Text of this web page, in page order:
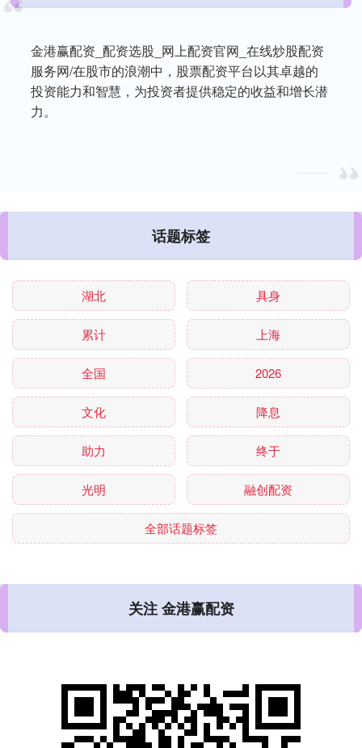
金港赢配资_配资选股_网上配资官网_在线炒股配资
服务网/在股市的浪潮中，股票配资平台以其卓越的
投资能力和智慧，为投资者提供稳定的收益和增长潜
力。
话题标签
湖北 具身
累计 上海
全国 2026
文化 降息
助力 终于
光明 融创配资
全部话题标签
关注 金港赢配资